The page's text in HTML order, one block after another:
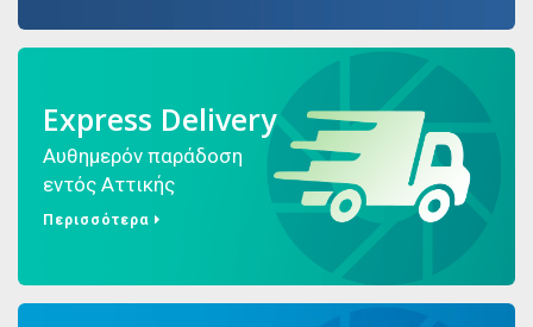
Express Delivery
Αυθημερόν παράδοση
εντός Αττικής
Περισσότερα